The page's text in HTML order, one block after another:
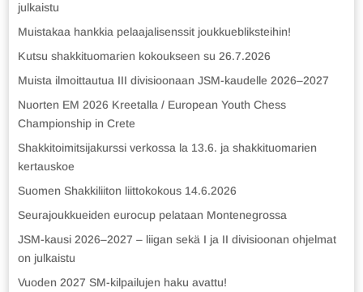
julkaistu
Muistakaa hankkia pelaajalisenssit joukkuebliksteihin!
Kutsu shakkituomarien kokoukseen su 26.7.2026
Muista ilmoittautua III divisioonaan JSM-kaudelle 2026–2027
Nuorten EM 2026 Kreetalla / European Youth Chess
Championship in Crete
Shakkitoimitsijakurssi verkossa la 13.6. ja shakkituomarien
kertauskoe
Suomen Shakkiliiton liittokokous 14.6.2026
Seurajoukkueiden eurocup pelataan Montenegrossa
JSM-kausi 2026–2027 – liigan sekä I ja II divisioonan ohjelmat
on julkaistu
Vuoden 2027 SM-kilpailujen haku avattu!